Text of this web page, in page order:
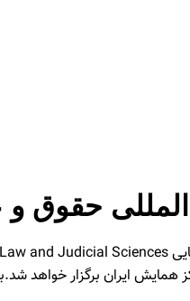
حقوق
ایران برگزار خواهد